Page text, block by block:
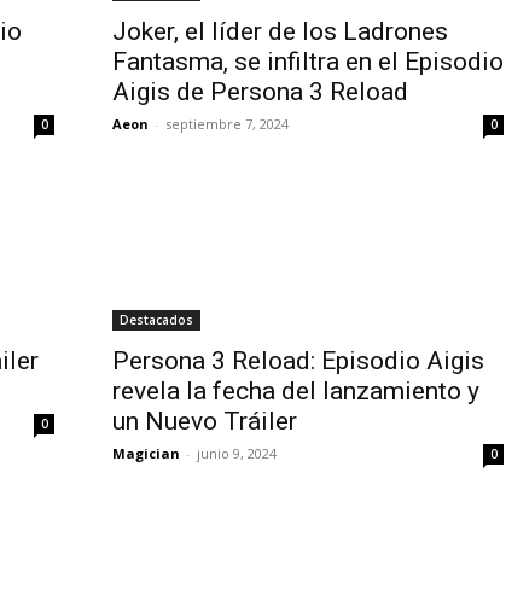
0
Joker, el líder de los Ladrones
Fantasma, se infiltra en el Episodio
Aigis de Persona 3 Reload
Aeon - septiembre 7, 2024 0
0
Destacados
Persona 3 Reload: Episodio Aigis
revela la fecha del lanzamiento y
un Nuevo Tráiler
Magician - junio 9, 2024 0